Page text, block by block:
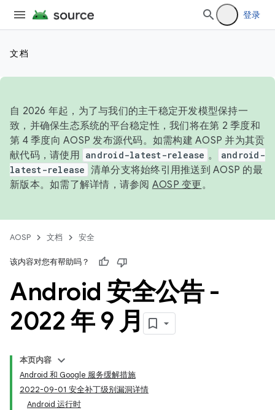
登录
文档
自 2026 年起，为了与我们的主干稳定开发模型保持一
致，并确保生态系统的平台稳定性，我们将在第 2 季度和
第 4 季度向 AOSP 发布源代码。如需构建 AOSP 并为其贡
献代码，请使用 android-latest-release 。
android-
latest-release 清单分支将始终引用推送到 AOSP 的最
新版本。如需了解详情，请参阅 AOSP 变更。
AOSP 文档 安全
该内容对您有帮助吗？
Android 安全公告 -
2022 年 9 月
本页内容
Android 和 Google 服务缓解措施
2022-09-01 安全补丁级别漏洞详情
Android 运行时